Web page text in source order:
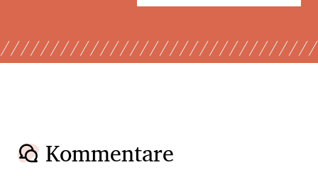
Kommentare